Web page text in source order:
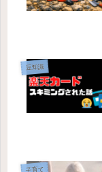
豆知識
子育て